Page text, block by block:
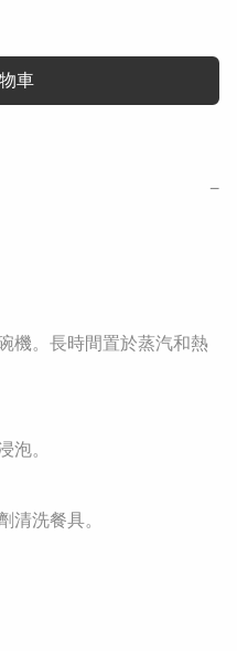
車
−
機。長時間置於蒸汽和熱
泡。
清洗餐具。